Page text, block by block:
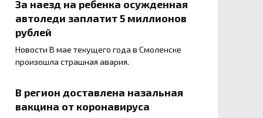
За наезд на ребенка осужденная
автоледи заплатит 5 миллионов
рублей
Новости В мае текущего года в Смоленске
произошла страшная авария.
В регион доставлена назальная
вакцина от коронавируса